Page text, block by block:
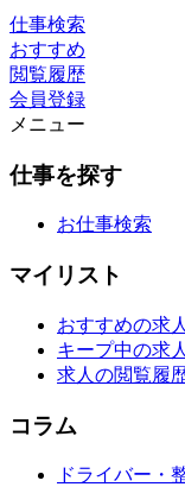
仕事検索
おすすめ
閲覧履歴
会員登録
メニュー
仕事を探す
お仕事検索
マイリスト
おすすめの求人
キープ中の求人
求人の閲覧履
コラム
ドライバー・